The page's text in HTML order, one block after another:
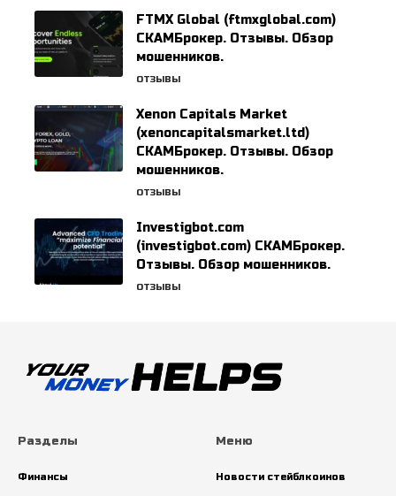
FTMX Global (ftmxglobal.com)
СКАМБрокер. Отзывы. Обзор
мошенников.
ОТЗЫВЫ
Xenon Capitals Market
(xenoncapitalsmarket.ltd)
СКАМБрокер. Отзывы. Обзор
мошенников.
ОТЗЫВЫ
Investigbot.com
(investigbot.com) СКАМБрокер.
Отзывы. Обзор мошенников.
ОТЗЫВЫ
Разделы
Финансы
Меню
Новости стейблкоинов